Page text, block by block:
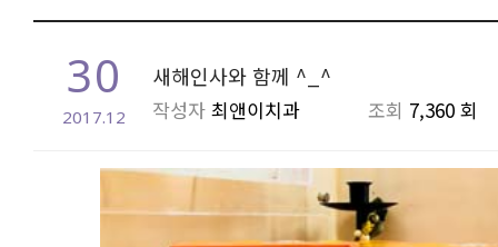
30
2017.12
새해인사와 함께 ^_^
작성자최앤이치과 조회 7,360 회
본문